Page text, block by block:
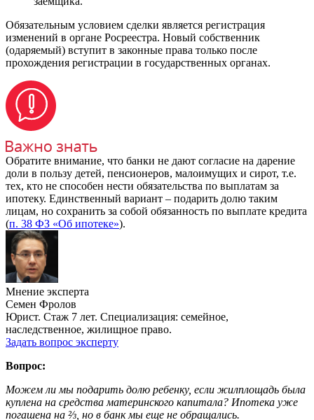
Обязательным условием сделки является регистрация
изменений в органе Росреестра. Новый собственник
(одаряемый) вступит в законные права только после
прохождения регистрации в государственных органах.
Обратите внимание, что банки не дают согласие на дарение
доли в пользу детей, пенсионеров, малоимущих и сирот, т.е.
тех, кто не способен нести обязательства по выплатам за
ипотеку. Единственный вариант – подарить долю таким
лицам, но сохранить за собой обязанность по выплате кредита
(п. 38 ФЗ «Об ипотеке»).
Мнение эксперта
Семен Фролов
Юрист. Стаж 7 лет. Специализация: семейное,
наследственное, жилищное право.
Задать вопрос эксперту
Вопрос:
Можем ли мы подарить долю ребенку, если жилплощадь была
куплена на средства материнского капитала? Ипотека уже
погашена на ⅔, но в банк мы еще не обращались.